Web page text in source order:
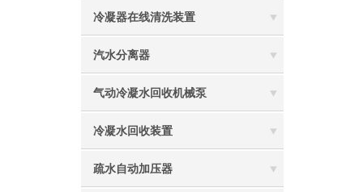
冷凝器在线清洗装置
汽水分离器
气动冷凝水回收机械泵
冷凝水回收装置
疏水自动加压器